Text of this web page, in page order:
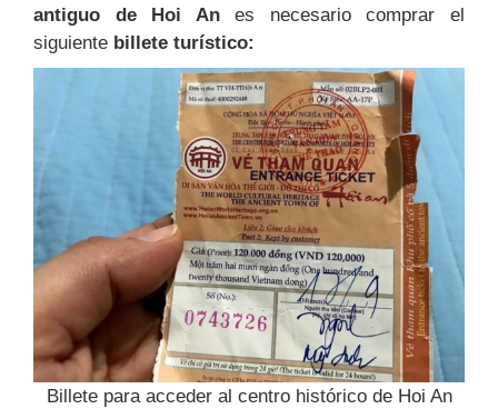
antiguo de Hoi Anes necesario comprar el
siguiente billete turístico:
Billete para acceder al centro histórico de Hoi An